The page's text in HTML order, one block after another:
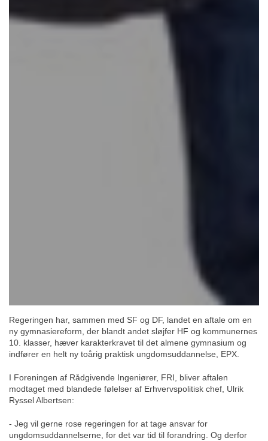
Regeringen har, sammen med SF og DF, landet en aftale om en
ny gymnasiereform, der blandt andet sløjfer HF og kommunernes
10. klasser, hæver karakterkravet til det almene gymnasium og
indfører en helt ny toårig praktisk ungdomsuddannelse, EPX.
I Foreningen af Rådgivende Ingeniører, FRI, bliver aftalen
modtaget med blandede følelser af Erhvervspolitisk chef, Ulrik
Ryssel Albertsen:
- Jeg vil gerne rose regeringen for at tage ansvar for
ungdomsuddannelserne, for det var tid til forandring. Og derfor